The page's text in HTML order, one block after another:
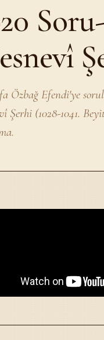
Özbağ Efendi'ye
Şerhi (1028-1041.